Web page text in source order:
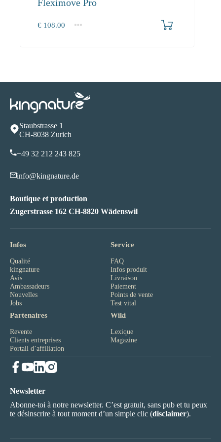
Fleximove Pro
€ 108.00
Staubstrasse 1
CH-8038 Zurich
+49 32 212 243 825
info@kingnature.de
Boutique et production
Zugerstrasse 162 CH-8820 Wädenswil
Infos
Qualité
kingnature
Avis
Ambassadeurs
Nouvelles
Jobs
Service
FAQ
Infos produit
Livraison
Paiement
Points de vente
Test vital
Partenaires
Revente
Clients entreprises
Portail d’affiliation
Wiki
Lexique
Magazine
Newsletter
Abonne-toi à notre newsletter. C’est gratuit, sans pub et tu peux
te désinscrire à tout moment d’un simple clic (disclaimer).